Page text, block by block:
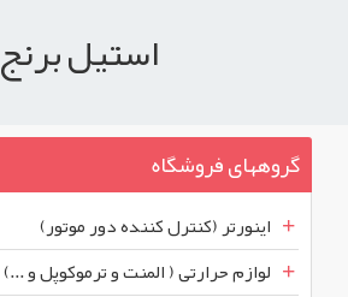
استیل برنج
گروههای فروشگاه
اینورتر (کنترل کننده دور موتور)
لوازم حرارتی ( المنت و ترموکوپل و ...)